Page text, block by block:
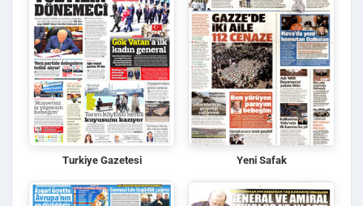
Turkiye Gazetesi Yeni Safak